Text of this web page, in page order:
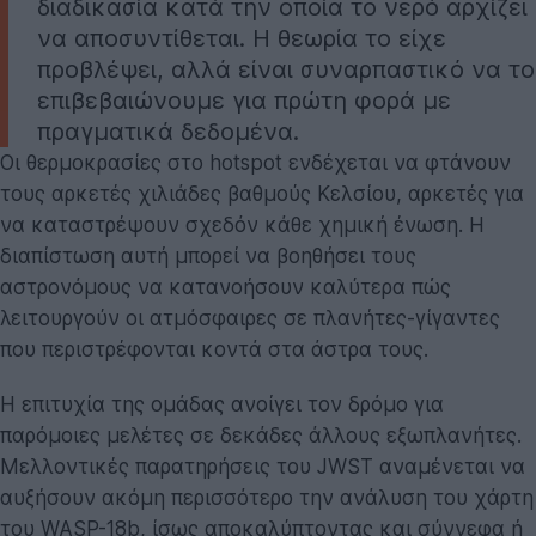
διαδικασία κατά την οποία το νερό αρχίζει
να αποσυντίθεται. Η θεωρία το είχε
προβλέψει, αλλά είναι συναρπαστικό να το
επιβεβαιώνουμε για πρώτη φορά με
πραγματικά δεδομένα.
Οι θερμοκρασίες στο hotspot ενδέχεται να φτάνουν
τους αρκετές χιλιάδες βαθμούς Κελσίου, αρκετές για
να καταστρέψουν σχεδόν κάθε χημική ένωση. Η
διαπίστωση αυτή μπορεί να βοηθήσει τους
αστρονόμους να κατανοήσουν καλύτερα πώς
λειτουργούν οι ατμόσφαιρες σε πλανήτες-γίγαντες
που περιστρέφονται κοντά στα άστρα τους.
Η επιτυχία της ομάδας ανοίγει τον δρόμο για
παρόμοιες μελέτες σε δεκάδες άλλους εξωπλανήτες.
Μελλοντικές παρατηρήσεις του JWST αναμένεται να
αυξήσουν ακόμη περισσότερο την ανάλυση του χάρτη
του WASP-18b, ίσως αποκαλύπτοντας και σύννεφα ή